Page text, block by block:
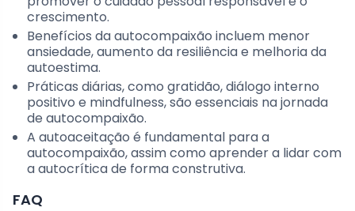
crescimento.
Benefícios da autocompaixão incluem menor
ansiedade, aumento da resiliência e melhoria da
autoestima.
Práticas diárias, como gratidão, diálogo interno
positivo e mindfulness, são essenciais na jornada
de autocompaixão.
A autoaceitação é fundamental para a
autocompaixão, assim como aprender a lidar com
a autocrítica de forma construtiva.
FAQ